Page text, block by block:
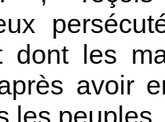
dont les
avoir
les